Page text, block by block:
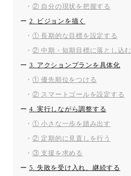
② 自分の現状を把握する
2. ビジョンを描く
① 長期的な目標を設定する
② 中期・短期目標に落とし込む
3. アクションプランを具体化
① 優先順位をつける
② スマートゴールを設定する
4. 実行しながら調整する
① 小さな一歩を踏み出す
② 定期的に見直しを行う
③ 支援を求める
5. 失敗を受け入れ、継続する